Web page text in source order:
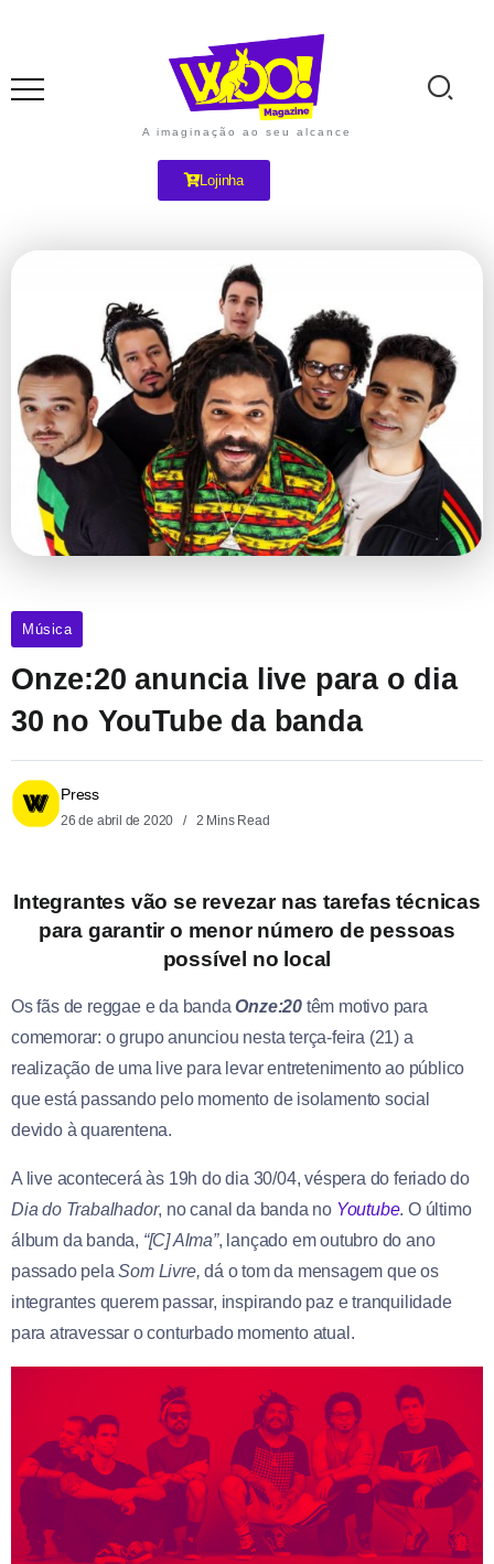
A imaginação ao seu alcance
Lojinha
Música
Onze:20 anuncia live para o dia
30 no YouTube da banda
Press
26 de abril de 2020 2 Mins Read
Integrantes vão se revezar nas tarefas técnicas
para garantir o menor número de pessoas
possível no local
Os fãs de reggae e da bandaOnze:20 têm motivo para
comemorar: o grupo anunciou nesta terça-feira (21) a
realização de uma live para levar entretenimento ao público
que está passando pelo momento de isolamento social
devido à quarentena.
A live acontecerá às 19h do dia 30/04, véspera do feriado do
Dia do Trabalhador, no canal da banda no Youtube. O último
álbum da banda, “[C] Alma”, lançado em outubro do ano
passado pela Som Livre, dá o tom da mensagem que os
integrantes querem passar, inspirando paz e tranquilidade
para atravessar o conturbado momento atual.